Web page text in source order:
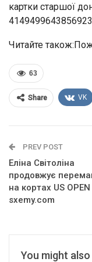
картки старшої
Читайте
63
Share VK
PREV POST
Еліна Світоліна
продовжує
на кортах US
sxemy.com
You might also